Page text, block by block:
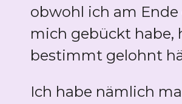
obwohl ich am
mich gebückt habe,
bestimmt gelohnt
Ich habe nämlich